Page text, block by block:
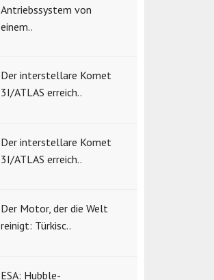
Antriebssystem von
einem..
Der interstellare Komet
3I/ATLAS erreich..
Der interstellare Komet
3I/ATLAS erreich..
Der Motor, der die Welt
reinigt: Türkisc..
ESA: Hubble-